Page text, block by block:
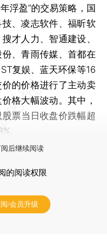
浮盈”的交易策略，国
、凌志软件、福昕软
才人力、智通建设、
、青雨传媒、首都在
复娱、蓝天环保等16
的价格进行了主动卖
格大幅波动。其中，
票当日收盘价跌幅超
。
后继续阅读
的阅读权限
/会员升级